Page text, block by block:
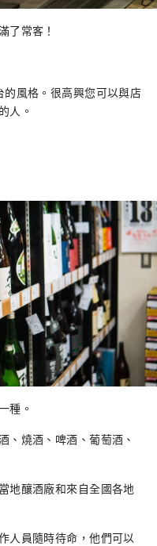
了常客！
風格。很高興您可以與店
人。
種。
、燒酒、啤酒、葡萄酒、
地釀酒廠和來自全國各地
人員隨時待命，他們可以